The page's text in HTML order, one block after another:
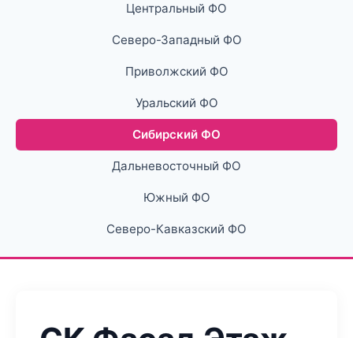
Центральный ФО
Северо-Западный ФО
Приволжский ФО
Уральский ФО
Сибирский ФО
Дальневосточный ФО
Южный ФО
Северо-Кавказский ФО